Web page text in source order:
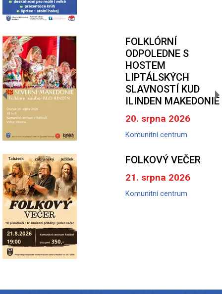
FOLKLÓRNÍ
ODPOLEDNE S
HOSTEM
LIPTÁLSKÝCH
SLAVNOSTÍ KUD
ILINDEN MAKEDONIE
20. srpna 2026
Komunitní centrum
FOLKOVÝ VEČER
21. srpna 2026
Komunitní centrum